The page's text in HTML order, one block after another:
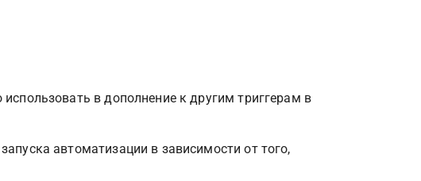
в дополнение к другим триггерам в
автоматизации в зависимости от того,